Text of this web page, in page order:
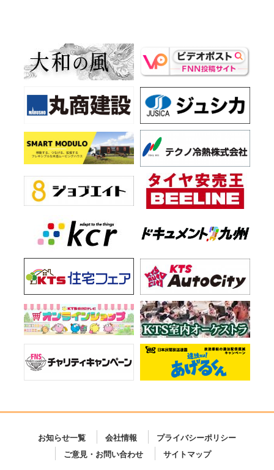
お知らせ一覧 会社情報
プライバシーポリシー
ご意見・お問い合わせ
サイトマップ